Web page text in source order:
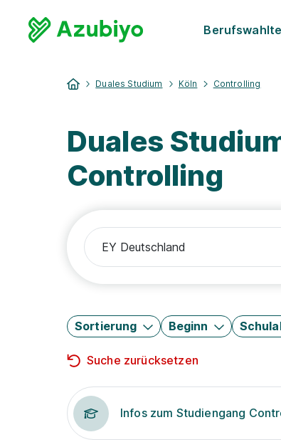
Duales Studium Köln Controlling
Duales
Controlling
Sortierung Beginn
Suche zurücksetzen
Infos zum Studiengang